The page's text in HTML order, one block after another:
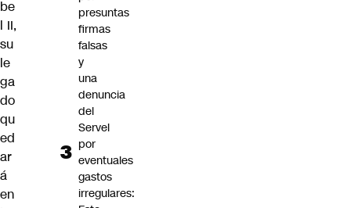
be
l II,
su
le
ga
do
qu
ed
ar
á
en
presuntas
firmas
falsas
y
una
denuncia
del
Servel
por
eventuales
gastos
irregulares: